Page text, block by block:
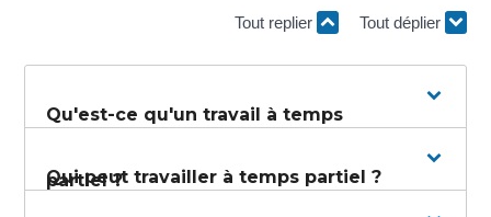
Tout replier Tout déplier
Qu'est-ce qu'un travail à temps
partiel ?
Qui peut travailler à temps partiel ?